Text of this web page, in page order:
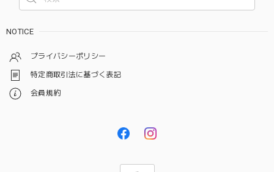
NOTICE
プライバシーポリシー
特定商取引法に基づく表記
会員規約